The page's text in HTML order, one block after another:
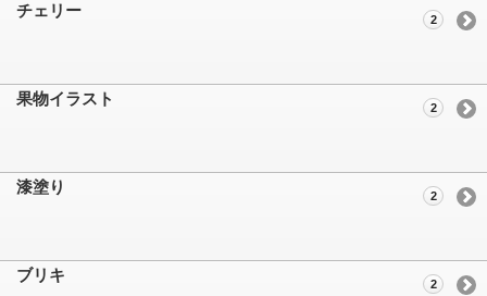
チェリー 2
果物イラスト 2
漆塗り 2
ブリキ 2